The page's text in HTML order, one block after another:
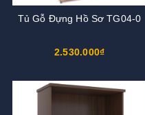
Tủ Gỗ Đựng Hồ Sơ TG04-0
2.530.000₫